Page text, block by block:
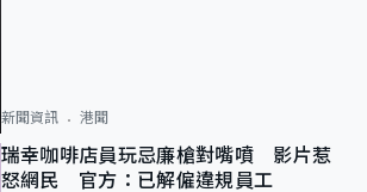
新聞資訊 港聞
瑞幸咖啡店員玩忌廉槍對嘴噴 影片惹
怒網民 官方：已解僱違規員工